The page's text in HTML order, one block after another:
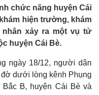
làm
Biển đảo
chức năng huyện Cái
hiện trường, khám
xảy ra một vụ tử
huyện Cái Bè.
ngày 18/12, người dân
dưới lòng kênh Phụng
B, huyện Cái Bè và